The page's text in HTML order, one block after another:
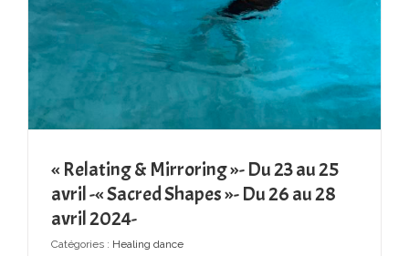
« Relating & Mirroring »- Du 23 au 25
avril -« Sacred Shapes »- Du 26 au 28
avril 2024-
Catégories : Healing dance